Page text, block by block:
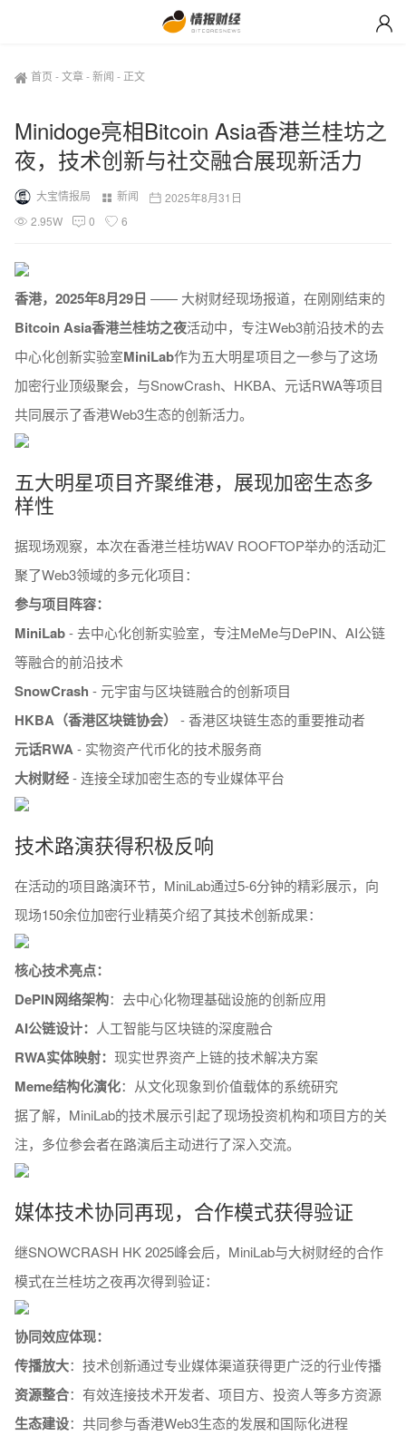
首页 -文章-新闻 - 正文
Minidoge亮相Bitcoin Asia香港兰桂坊之
夜，技术创新与社交融合展现新活力
大宝情报局 新闻
2025年8月31日
2.95W
0 6
香港，2025年8月29日 —— 大树财经现场报道，在刚刚结束的
Bitcoin Asia香港兰桂坊之夜活动中，专注Web3前沿技术的去
中心化创新实验室MiniLab作为五大明星项目之一参与了这场
加密行业顶级聚会，与SnowCrash、HKBA、元话RWA等项目
共同展示了香港Web3生态的创新活力。
五大明星项目齐聚维港，展现加密生态多
样性
据现场观察，本次在香港兰桂坊WAV ROOFTOP举办的活动汇
聚了Web3领域的多元化项目：
参与项目阵容：
MiniLab- 去中心化创新实验室，专注MeMe与DePIN、AI公链
等融合的前沿技术
SnowCrash - 元宇宙与区块链融合的创新项目
HKBA（香港区块链协会） - 香港区块链生态的重要推动者
元话RWA- 实物资产代币化的技术服务商
大树财经- 连接全球加密生态的专业媒体平台
技术路演获得积极反响
在活动的项目路演环节，MiniLab通过5-6分钟的精彩展示，向
现场150余位加密行业精英介绍了其技术创新成果：
核心技术亮点：
DePIN网络架构：去中心化物理基础设施的创新应用
AI公链设计： 人工智能与区块链的深度融合
RWA实体映射：现实世界资产上链的技术解决方案
Meme结构化演化：从文化现象到价值载体的系统研究
据了解，MiniLab的技术展示引起了现场投资机构和项目方的关
注，多位参会者在路演后主动进行了深入交流。
媒体技术协同再现，合作模式获得验证
继SNOWCRASH HK 2025峰会后，MiniLab与大树财经的合作
模式在兰桂坊之夜再次得到验证：
协同效应体现：
传播放大：技术创新通过专业媒体渠道获得更广泛的行业传播
资源整合：有效连接技术开发者、项目方、投资人等多方资源
生态建设：共同参与香港Web3生态的发展和国际化进程